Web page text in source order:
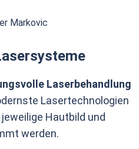
Laserbehandlung
Lasertechnologien
Hautbild und
werden.